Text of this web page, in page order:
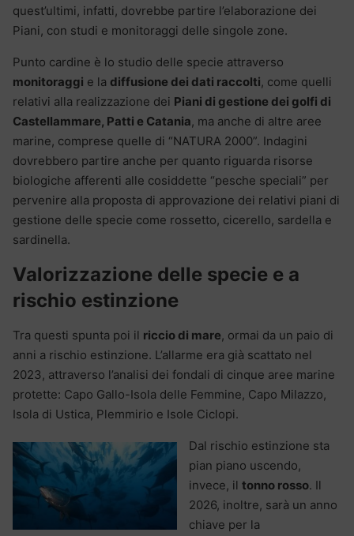
quest’ultimi, infatti, dovrebbe partire l’elaborazione dei
Piani, con studi e monitoraggi delle singole zone.
Punto cardine è lo studio delle specie attraverso
monitoraggi e la diffusione dei dati raccolti, come quelli
relativi alla realizzazione dei Piani di gestione dei golfi di
Castellammare, Patti e Catania, ma anche di altre aree
marine, comprese quelle di “NATURA 2000”. Indagini
dovrebbero partire anche per quanto riguarda risorse
biologiche afferenti alle cosiddette “pesche speciali” per
pervenire alla proposta di approvazione dei relativi piani di
gestione delle specie come rossetto, cicerello, sardella e
sardinella.
Valorizzazione delle specie e a
rischio estinzione
Tra questi spunta poi il riccio di mare, ormai da un paio di
anni a rischio estinzione. L’allarme era già scattato nel
2023, attraverso l’analisi dei fondali di cinque aree marine
protette: Capo Gallo-Isola delle Femmine, Capo Milazzo,
Isola di Ustica, Plemmirio e Isole Ciclopi.
Dal rischio estinzione sta
pian piano uscendo,
invece, il tonno rosso. Il
2026, inoltre, sarà un anno
chiave per la